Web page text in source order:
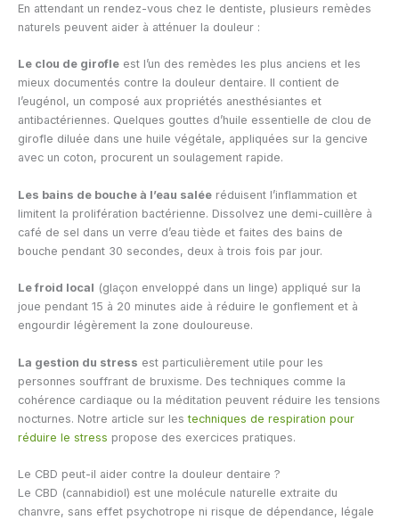
En attendant un rendez-vous chez le dentiste, plusieurs remèdes
naturels peuvent aider à atténuer la douleur :
Le clou de girofle est l’un des remèdes les plus anciens et les
mieux documentés contre la douleur dentaire. Il contient de
l’eugénol, un composé aux propriétés anesthésiantes et
antibactériennes. Quelques gouttes d’huile essentielle de clou de
girofle diluée dans une huile végétale, appliquées sur la gencive
avec un coton, procurent un soulagement rapide.
Les bains de bouche à l’eau salée réduisent l’inflammation et
limitent la prolifération bactérienne. Dissolvez une demi-cuillère à
café de sel dans un verre d’eau tiède et faites des bains de
bouche pendant 30 secondes, deux à trois fois par jour.
Le froid local (glaçon enveloppé dans un linge) appliqué sur la
joue pendant 15 à 20 minutes aide à réduire le gonflement et à
engourdir légèrement la zone douloureuse.
La gestion du stress est particulièrement utile pour les
personnes souffrant de bruxisme. Des techniques comme la
cohérence cardiaque ou la méditation peuvent réduire les tensions
nocturnes. Notre article sur lestechniques de respiration pour
réduire le stress propose des exercices pratiques.
Le CBD peut-il aider contre la douleur dentaire ?
Le CBD (cannabidiol) est une molécule naturelle extraite du
chanvre, sans effet psychotrope ni risque de dépendance, légale